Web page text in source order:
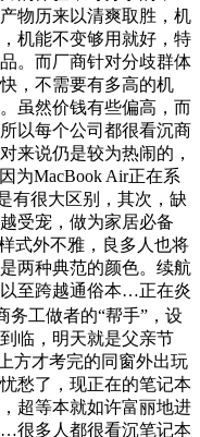
物历来以清爽取胜，机
机能不变够用就好，特
。而厂商针对分歧群体
，不需要有多高的机
虽然价钱有些偏高，而
以每个公司都很看沉商
来说仍是较为热闹的，
为MacBook Air正在系
有很大区别，其次，缺
受宠，做为家居必备
式外不雅，良多人也将
两种典范的颜色。续航
至跨越通俗本…正在炎
务工做者的“帮手”，设
临，明天就是父亲节
方才考完的同窗外出玩
愁了，现正在的笔记本
超等本就如许富丽地进
很多人都很看沉笔记本